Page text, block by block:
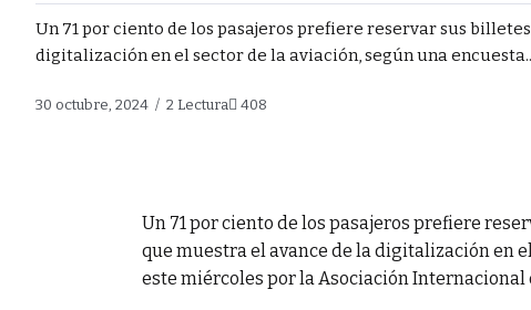
y militares en
en Barrio
Un 71 por ciento de los pasajeros prefiere reservar sus
digitalización en el sector de la aviación, según una
30 octubre, 2024 2 Lectura 408
Un 71 por ciento de los pasajeros prefiere
que muestra el avance de la digitalización en
este miércoles por la Asociación Internacional